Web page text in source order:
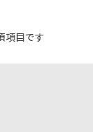
項目です